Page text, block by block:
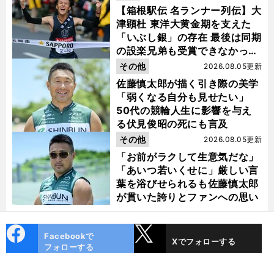
【箱根駅伝 名ランナー列伝】大
津顕杜 東洋大黄金期を支えた
「いぶし銀」の存在 最後は同期
の設楽兄弟も受賞できなかった
金栗杯に輝く
佐藤慎太郎が描く引き際の美学
「弱くなる自分も見せたい」
50代の競輪人生に影響を与え
る伏見俊昭の死にも言及
2026.08.05更新
その他
「お前がラクして生意気だな」
「あいつ若いくせに」厳しい言
葉を浴びせられるも佐藤慎太郎
が貫いた誇りとファンへの思い
2026.08.05更新
その他
ok
Facebookで
フォローする
Xでフォローする